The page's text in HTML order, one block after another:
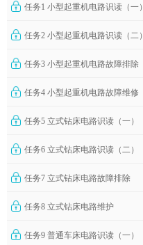
任务1 小型起重机电路识读（一）
任务2 小型起重机电路识读（二）
任务3 小型起重机电路故障排除
任务4 小型起重机电路故障维修
任务5 立式钻床电路识读（一）
任务6 立式钻床电路识读（二）
任务7 立式钻床电路故障排除
任务8 立式钻床电路维护
任务9 普通车床电路识读（一）